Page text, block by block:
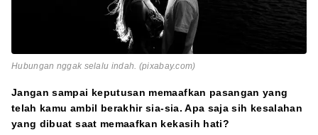
Hubungan nggak selalu indah. (pixabay.com)
Jangan sampai keputusan memaafkan pasangan yang
telah kamu ambil berakhir sia-sia. Apa saja sih kesalahan
yang dibuat saat memaafkan kekasih hati?